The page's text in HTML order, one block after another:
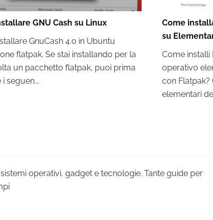
GNU Cash su Linux
GnuCash 4.0 in Ubuntu
flatpak. Se stai installando per la
un pacchetto flatpak, puoi prima
seguen...
Come
su
Come installi
operativo
con Flatpak?
elementari
operativi, gadget e tecnologie. Tante guide per